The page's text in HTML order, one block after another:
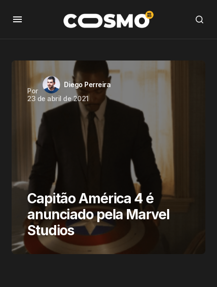
Por
Diego Perreira
23 de abril de 2021
Capitão América 4 é
anunciado pela Marvel
Studios